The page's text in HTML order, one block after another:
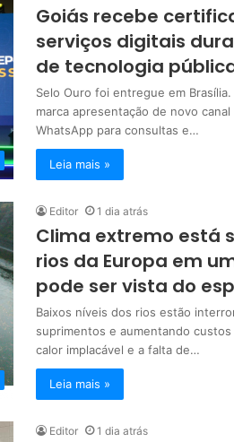
Goiás recebe
serviços digitais
de tecnologia
Selo Ouro foi entregue em
marca apresentação de novo
WhatsApp para consultas e…
Leia mais »
Editor 1 dia atrás
Clima extremo está
rios da Europa em
pode ser vista do
Baixos níveis dos rios estão
suprimentos e aumentando
calor implacável e a falta de…
Leia mais »
Editor 1 dia atrás